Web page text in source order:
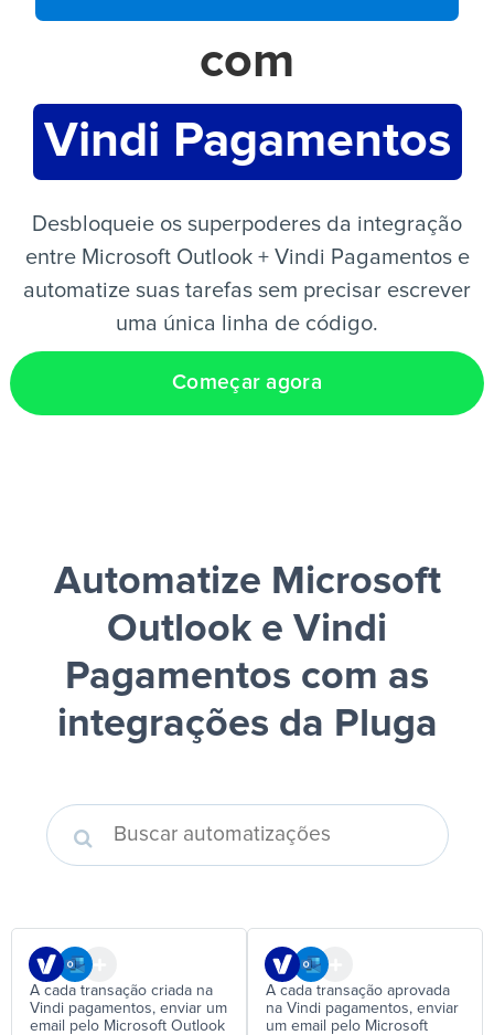
PT
com
Vindi Pagamentos
Desbloqueie os superpoderes da integração
entre Microsoft Outlook + Vindi Pagamentos e
automatize suas tarefas sem precisar escrever
uma única linha de código.
Começar agora
Automatize Microsoft
Outlook e Vindi
Pagamentos com as
integrações da Pluga
A cada transação criada na
Vindi pagamentos, enviar um
email pelo Microsoft Outlook
A cada transação aprovada
na Vindi pagamentos, enviar
um email pelo Microsoft